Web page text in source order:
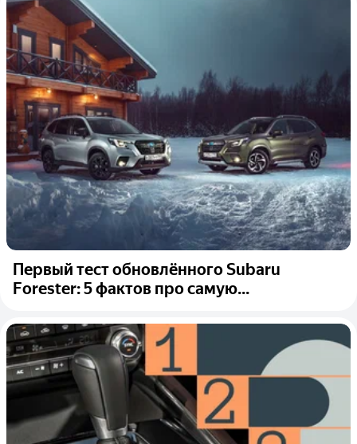
Первый тест обновлённого Subaru
Forester: 5 фактов про самую...